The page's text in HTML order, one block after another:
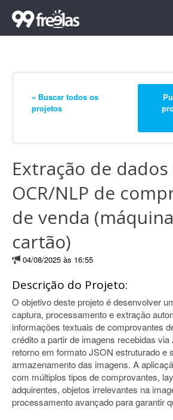
« Buscar todos os
projetos
Extração de dados
OCR/NLP de
de venda
cartão)
04/08/2025 às 16:55
Descrição do Projeto:
O objetivo deste projeto é desenvolver
captura, processamento e extração
informações textuais de comprovantes
crédito a partir de imagens recebidas
retorno em formato JSON estruturado e
armazenamento das imagens. A
com múltiplos tipos de comprovantes,
adquirentes, objetos irrelevantes na
processamento avançado para garantir